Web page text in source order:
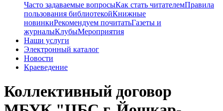
Часто задаваемые вопросыКак стать читателемПравила
пользования библиотекойКнижные
новинкиРекомендуем почитатьГазеты и
журналыКлубыМероприятия
Наши услуги
Электронный каталог
Новости
Краеведение
Коллективный договор